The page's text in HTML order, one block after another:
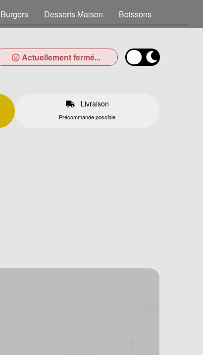
Burgers Desserts Maison Boissons
Actuellement fermé...
Livraison
Précommande possible